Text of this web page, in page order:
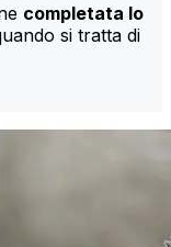
completata lo
si tratta di